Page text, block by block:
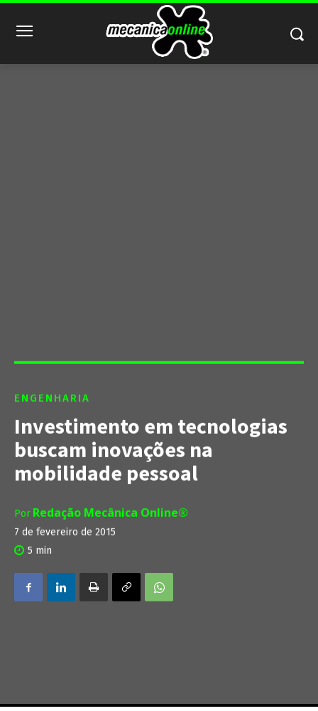
ENGENHARIA
Investimento em tecnologias
buscam inovações na
mobilidade pessoal
Por Redação Mecânica Online®
7 de fevereiro de 2015
5 min